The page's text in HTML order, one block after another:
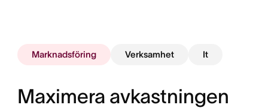
Marknadsföring Verksamhet It
Maximera avkastningen